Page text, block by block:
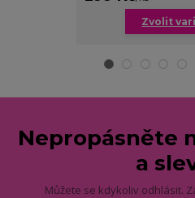
Zvolit
Nepropásněte
a
Můžete se kdykoliv odhlásit.